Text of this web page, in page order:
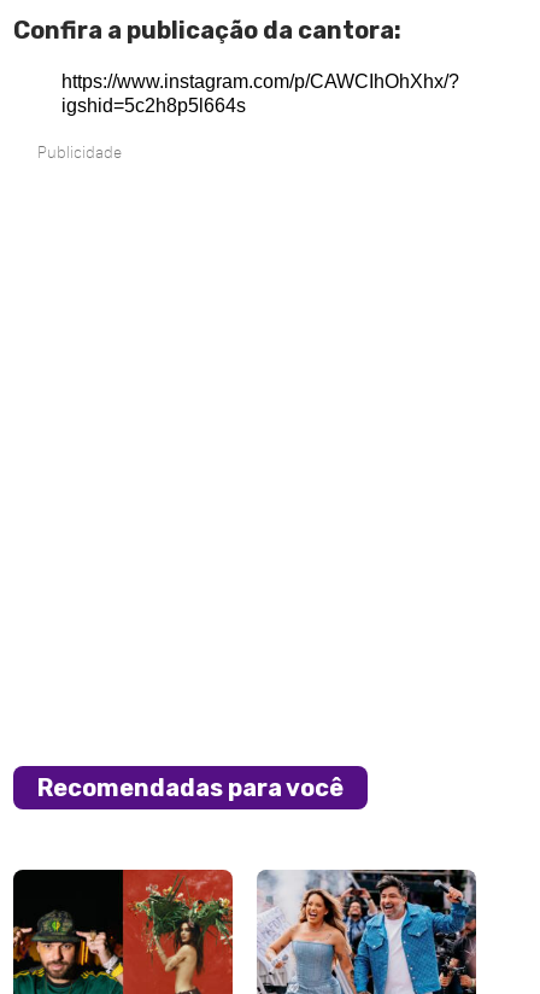
Confira a publicação da cantora:
https://www.instagram.com/p/CAWCIhOhXhx/?
igshid=5c2h8p5l664s
Publicidade
Recomendadas para você